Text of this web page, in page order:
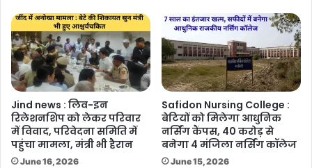
Jind news : लिव-इन
रिलेशनशिप को लेकर परिवार
में विवाद, परिवेदना समिति में
पहुंचा मामला, मंत्री भी हैरान
June 16, 2026
Safidon Nursing College :
बेटियों को मिलेगा आधुनिक
नर्सिंग कैंपस, 40 करोड़ से
बनेगा 4 मंजिला नर्सिंग कॉलेज
June 15, 2026